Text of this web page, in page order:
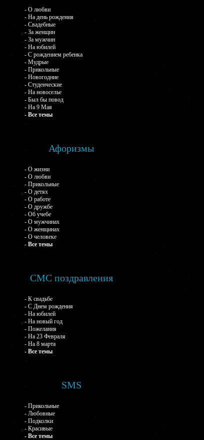
- О любви
- На день рождения
- Свадебные
- За женщин
- За мужчин
- На юбилей
- С рождением ребенка
- Мудрые
- Прикольные
- Новогодние
- Студенческие
- На новоселье
- Был бы повод
- На 9 Мая
- Все темы
Афоризмы
- О жизни
- О любви
- Прикольные
- О детях
- О работе
- О дружбе
- Об учебе
- О мужчинах
- О женщинах
- О человеке
- Все темы
СМС поздравления
- К свадьбе
- С Днем рождения
- На юбилей
- На новый год
- Пожелания
- На 23 Февраля
- На 8 марта
- Все темы
SMS
- Прикольные
- Любовные
- Подколки
- Красивые
- Все темы